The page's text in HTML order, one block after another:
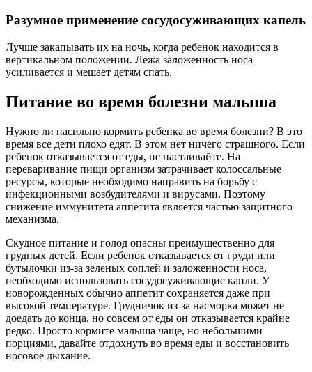
Разумное применение сосудосуживающих капель
Лучше закапывать их на ночь, когда ребенок находится в
вертикальном положении. Лежа заложенность носа
усиливается и мешает детям спать.
Питание во время болезни малыша
Нужно ли насильно кормить ребенка во время болезни? В это
время все дети плохо едят. В этом нет ничего страшного. Если
ребенок отказывается от еды, не настаивайте. На
переваривание пищи организм затрачивает колоссальные
ресурсы, которые необходимо направить на борьбу с
инфекционными возбудителями и вирусами. Поэтому
снижение иммунитета аппетита является частью защитного
механизма.
Скудное питание и голод опасны преимущественно для
грудных детей. Если ребенок отказывается от груди или
бутылочки из-за зеленых соплей и заложенности носа,
необходимо использовать сосудосуживающие капли. У
новорожденных обычно аппетит сохраняется даже при
высокой температуре. Грудничок из-за насморка может не
доедать до конца, но совсем от еды он отказывается крайне
редко. Просто кормите малыша чаще, но небольшими
порциями, давайте отдохнуть во время еды и восстановить
носовое дыхание.